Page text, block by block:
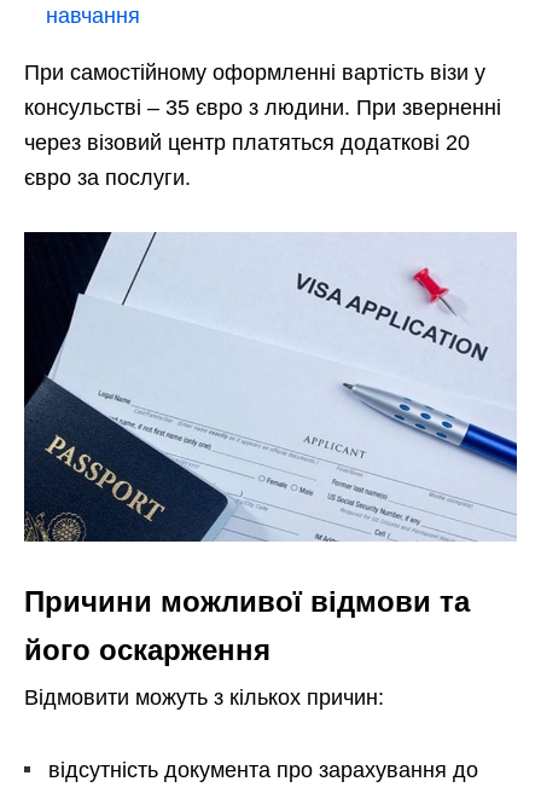
навчання
При самостійному оформленні вартість візи у
консульстві – 35 євро з людини. При зверненні
через візовий центр платяться додаткові 20
євро за послуги.
Причини можливої відмови та
його оскарження
Відмовити можуть з кількох причин:
відсутність документа про зарахування до